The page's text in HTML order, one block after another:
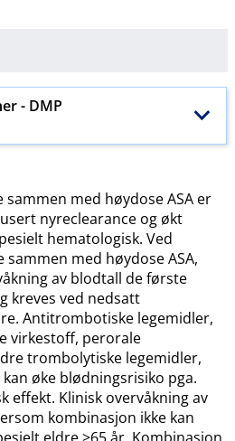
- DMP
med høydose ASA er
nyreclearance og økt
hematologisk. Ved
med høydose ASA,
av blodtall de første
kreves ved nedsatt
Antitrombotiske legemidler,
virkestoff, perorale
trombolytiske legemidler,
øke blødningsrisiko pga.
effekt. Klinisk overvåkning av
kombinasjon ikke kan